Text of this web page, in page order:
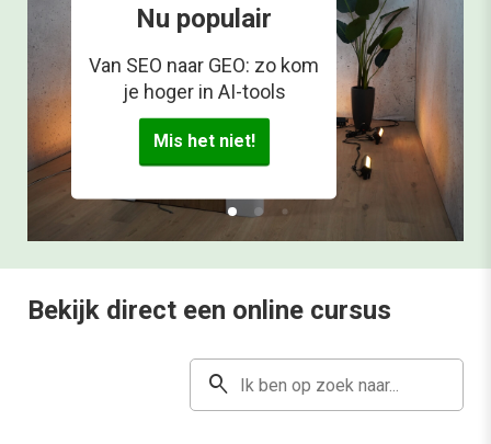
Nu populair
Van SEO naar GEO: zo kom
je hoger in AI-tools
Mis het niet!
Bekijk direct een online cursus
search